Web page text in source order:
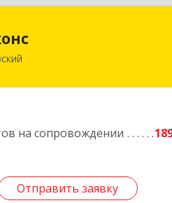
на сопровождении
Отправить заявку
Отправить заявку